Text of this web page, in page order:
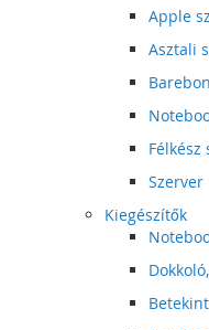
Apple
Asztali
Félkész
Szerver
Kiegészítők